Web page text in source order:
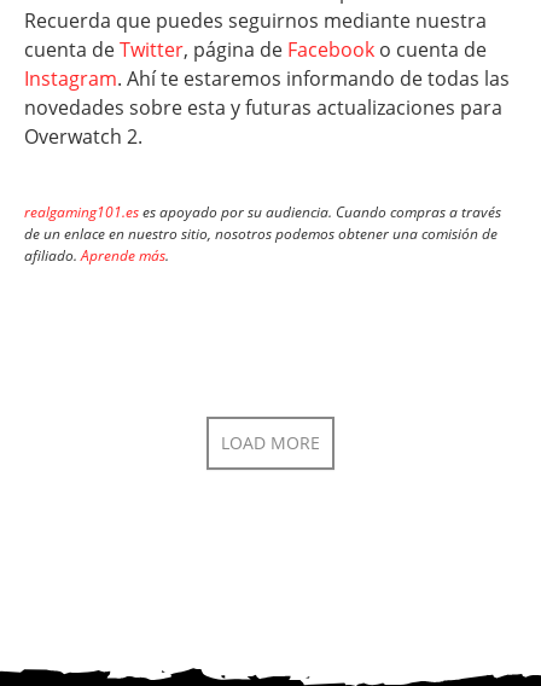
Recuerda que puedes seguirnos mediante nuestra
cuenta deTwitter, página de Facebook o cuenta de
Instagram. Ahí te estaremos informando de todas las
novedades sobre esta y futuras actualizaciones para
Overwatch 2.
realgaming101.eses apoyado por su audiencia. Cuando compras a través
de un enlace en nuestro sitio, nosotros podemos obtener una comisión de
afiliado.Aprende más.
LOAD MORE